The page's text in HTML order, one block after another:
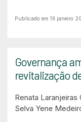
Publicado em 19 janeiro
Governança
revitalização
Renata Laranjeiras
Selva Yene